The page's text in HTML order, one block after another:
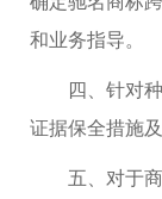
和业务指导。
四、针对种
证据保全措施
五、对于商